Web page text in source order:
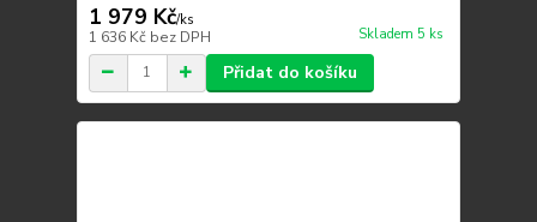
1 979 Kč/ks
1 636 Kč bez DPH Skladem 5 ks
Přidat do košíku